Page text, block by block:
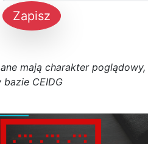
Zapisz
ane mają charakter poglądowy,
bazie CEIDG